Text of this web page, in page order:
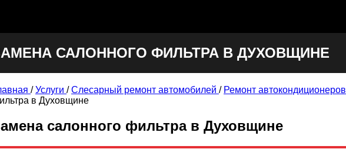
САЛОННОГО ФИЛЬТРА В ДУХОВЩИНЕ
/Услуги /Слесарный ремонт автомобилей / Ремонт автокондиционеров
в Духовщине
салонного фильтра в Духовщине